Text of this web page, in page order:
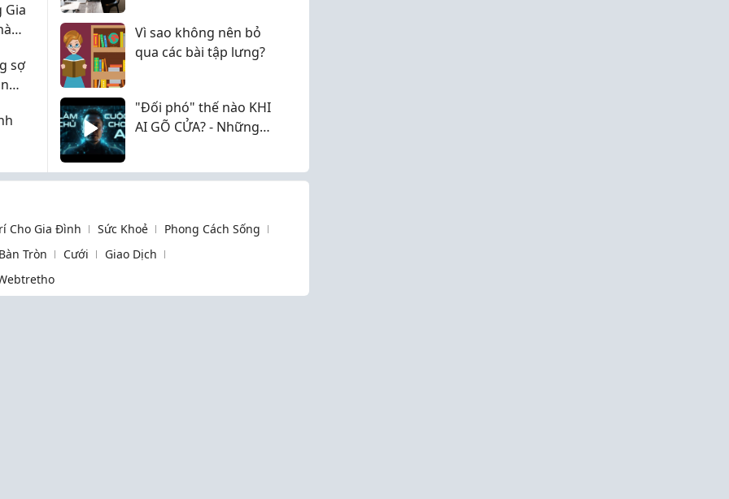
Gia
sợ
tế
Vì sao không nên bỏ
qua các bài tập lưng?
"Đối phó" thế nào KHI
AI GÕ CỬA? - Những
Cho Gia Đình Sức Khoẻ
Phong Cách Sống
Tròn Cưới
Giao Dịch